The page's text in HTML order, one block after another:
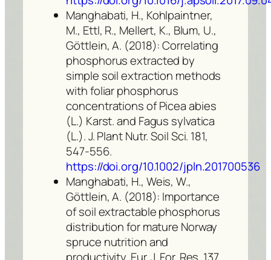
Manghabati, H., Kohlpaintner,
M., Ettl, R., Mellert, K., Blum, U.,
Göttlein, A. (2018): Correlating
phosphorus extracted by
simple soil extraction methods
with foliar phosphorus
concentrations ofPicea abies
(L.) Karst. and Fagus sylvatica
(L.). J. Plant Nutr. Soil Sci. 181,
547-556.
https://doi.org/10.1002/jpln.201700536
Manghabati, H., Weis, W.,
Göttlein, A. (2018): Importance
of soil extractable phosphorus
distribution for mature Norway
spruce nutrition and